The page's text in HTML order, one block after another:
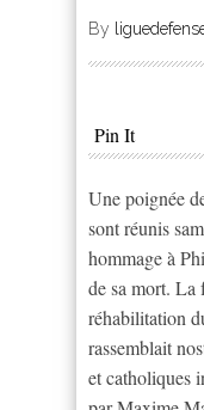
By
Pin It
Une poignée
sont réunis
hommage à
de sa mort. La
réhabilitation
rassemblait
et catholiques